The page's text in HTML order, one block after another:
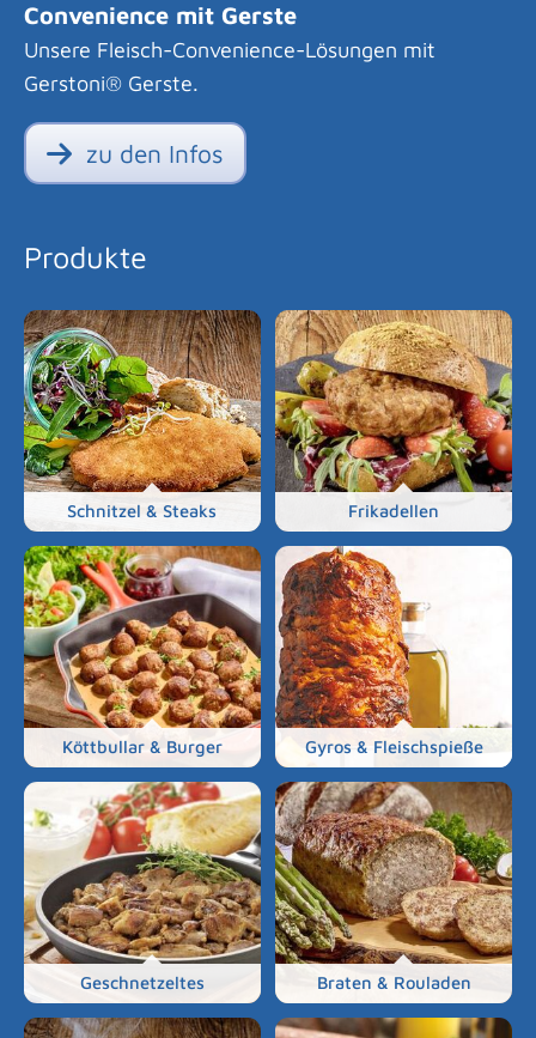
Convenience mit Gerste
Unsere Fleisch-Convenience-Lösungen mit
Gerstoni® Gerste.
zu den Infos
Produkte
Schnitzel & Steaks Frikadellen
Köttbullar & Burger Gyros & Fleischspieße
Geschnetzeltes Braten & Rouladen